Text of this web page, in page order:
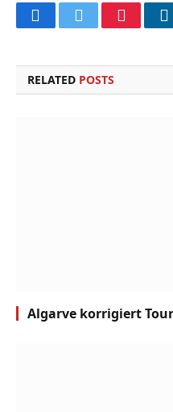
FacebookTwitterPinterest
RELATED POSTS
Algarve korrigiert